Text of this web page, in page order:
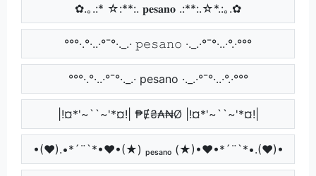
✿.｡.:* ☆:**:. 𝐩𝐞𝐬𝐚𝐧𝐨 .:**:.☆*.:｡.✿
°°°·.°·..·°¯°·._.· 𝚙𝚎𝚜𝚊𝚗𝚘 ·._.·°¯°·..·°.·°°°
°°°·.°·..·°¯°·._.· pesano ·._.·°¯°·..·°.·°°°
|!¤*'~``~'*¤!| ₱Ɇ₴₳₦Ø |!¤*'~``~'*¤!|
•(♥).•*´¨`*•♥•(★) ₚₑₛₐₙₒ (★)•♥•*´¨`*•.(♥)•